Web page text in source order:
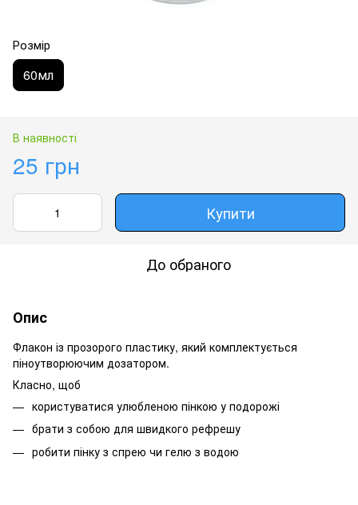
Розмір
60мл
В наявності
25 грн
Купити
До обраного
Опис
Флакон із прозорого пластику, який комплектується
піноутворюючим дозатором.
Класно, щоб
користуватися улюбленою пінкою у подорожі
брати з собою для швидкого рефрешу
робити пінку з спрею чи гелю з водою